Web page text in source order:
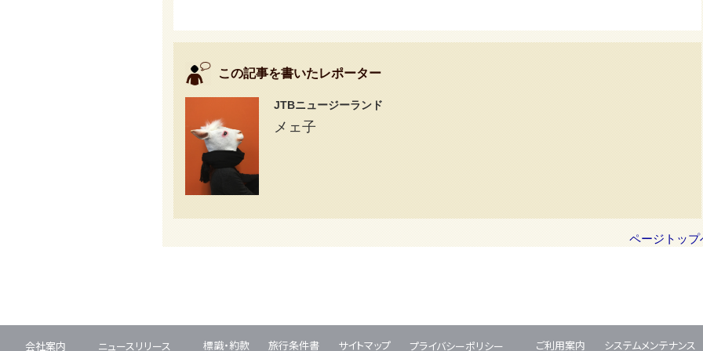
この記事を書いたレポーター
JTBニュージーランド
メェ子
ページトップ
会社案内 ニュースリリース 標識・約款 旅行条件書 サイトマップ プライバシーポリシー ご利用案内 システムメンテナンス